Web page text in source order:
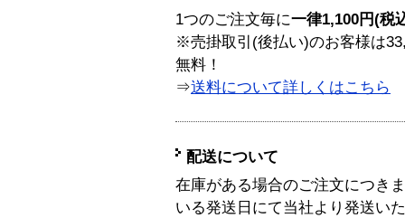
1つのご注文毎に一律1,100円(税
※売掛取引(後払い)のお客様は
無料！
⇒送料について詳しくはこちら
配送について
在庫がある場合のご注文につき
いる発送日にて当社より発送い